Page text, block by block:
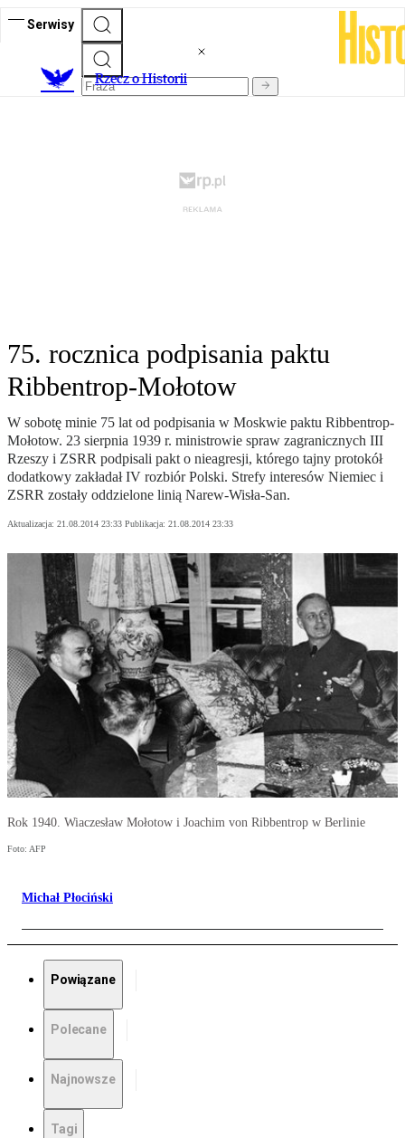
Serwisy
Rzecz o Historii
75. rocznica podpisania paktu
Ribbentrop-Mołotow
W sobotę minie 75 lat od podpisania w Moskwie paktu Ribbentrop-
Mołotow. 23 sierpnia 1939 r. ministrowie spraw zagranicznych III
Rzeszy i ZSRR podpisali pakt o nieagresji, którego tajny protokół
dodatkowy zakładał IV rozbiór Polski. Strefy interesów Niemiec i
ZSRR zostały oddzielone linią Narew-Wisła-San.
Aktualizacja: 21.08.2014 23:33 Publikacja: 21.08.2014 23:33
Rok 1940. Wiaczesław Mołotow i Joachim von Ribbentrop w Berlinie
Foto: AFP
Michał Płociński
Powiązane
Polecane
Najnowsze
Tagi